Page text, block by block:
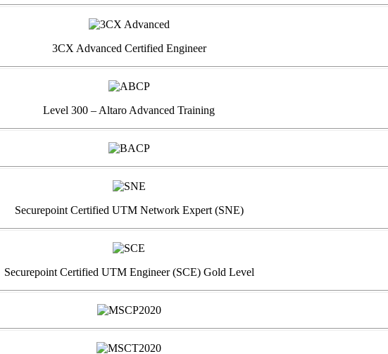
3CX Advanced Certified Engineer
Level 300 – Altaro Advanced Training
Securepoint Certified UTM Network Expert (SNE)
Securepoint Certified UTM Engineer (SCE) Gold Level